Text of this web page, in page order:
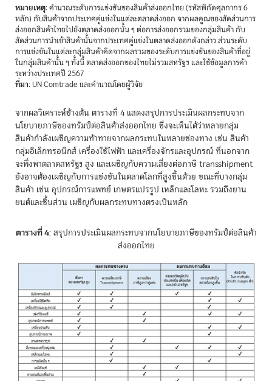
หมายเหตุ: คำนวณระดับการแข่งขันของสินค้าส่งออกไทย (รหัสพิกัดศุลกากร 6
หลัก) กับสินค้าจากประเทศคู่แข่งในแต่ละตลาดส่งออก จากผลคูณของสัดส่วนการ
ส่งออกสินค้าไทยไปยังตลาดส่งออกนั้น ๆ ต่อการส่งออกรวมของกลุ่มสินค้า กับ
สัดส่วนการนำเข้าสินค้านั้นจากประเทศคู่แข่งในตลาดส่งออกดังกล่าว ส่วนระดับ
การแข่งขันในแต่ละกลุ่มสินค้าคิดจากผลรวมของระดับการแข่งขันของสินค้าที่อยู่
ในกลุ่มสินค้านั้น ๆ ทั้งนี้ ตลาดส่งออกของไทยไม่รวมสหรัฐฯ และใช้ข้อมูลการค้า
ระหว่างประเทศปี 2567
ที่มา: UN Comtrade และคำนวณโดยผู้วิจัย
จากผลวิเคราะห์ข้างต้น ตารางที่ 4 แสดงสรุปการประเมินผลกระทบจาก
นโยบายภาษีของทรัมป์ต่อสินค้าส่งออกไทย ซึ่งจะเห็นได้ว่าหลายกลุ่ม
สินค้ากำลังเผชิญความท้าทายจากผลกระทบในหลายช่องทาง เช่น สินค้า
กลุ่มอิเล็กทรอนิกส์ เครื่องใช้ไฟฟ้า และเครื่องจักรและอุปกรณ์ ที่นอกจาก
จะพึ่งพาตลาดสหรัฐฯ สูง และเผชิญกับความเสี่ยงต่อภาษี transshipment
ยังอาจต้องเผชิญกับการแข่งขันในตลาดโลกที่สูงขึ้นด้วย ขณะที่บางกลุ่ม
สินค้า เช่น อุปกรณ์การแพทย์ เกษตรแปรรูป เหล็กและโลหะ รวมถึงยาน
ยนต์และชิ้นส่วน เผชิญกับผลกระทบทางตรงเป็นหลัก
ตารางที่ 4: สรุปการประเมินผลกระทบจากนโยบายภาษีของทรัมป์ต่อสินค้า
ส่งออกไทย